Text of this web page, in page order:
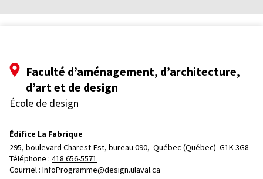
Faculté d’aménagement, d’architecture,
d’art et de design
École de design
Édifice La Fabrique
295, boulevard Charest-Est, bureau 090, Québec (Québec)  G1K 3G8
Téléphone : 418 656-5571
Courriel : InfoProgramme@design.ulaval.ca